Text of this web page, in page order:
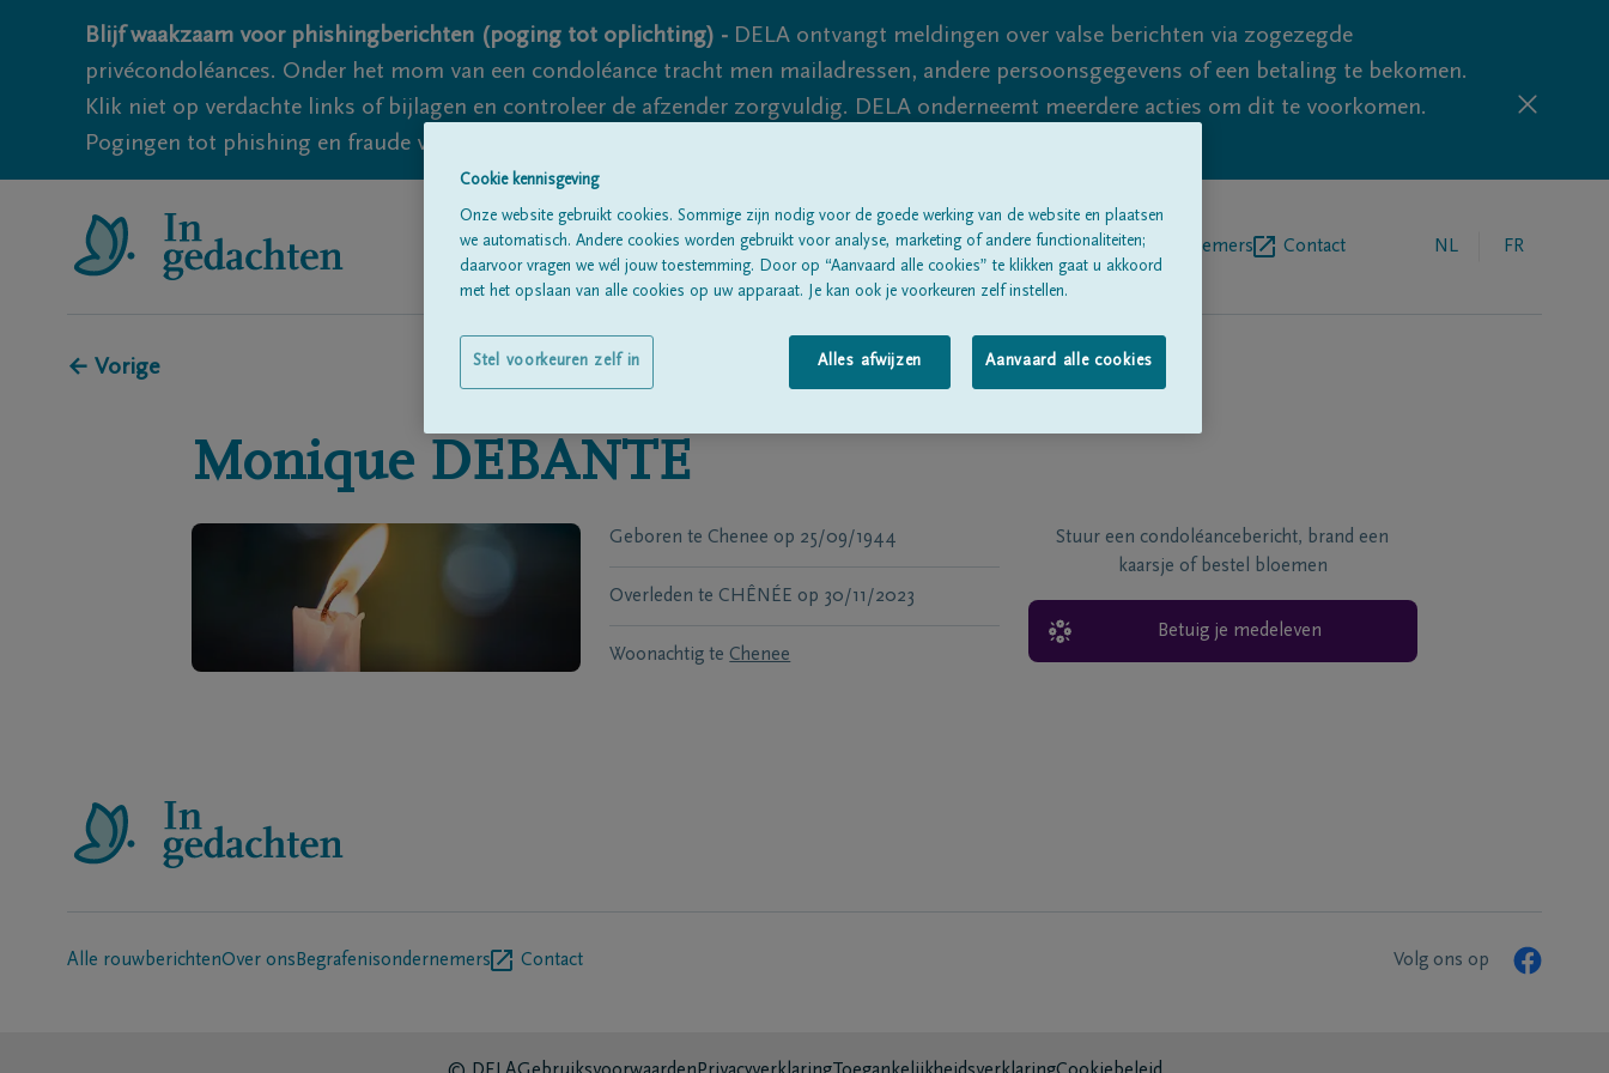
Blijf waakzaam voor phishingberichten (poging tot oplichting) - DELA ontvangt meldingen over valse berichten via zogezegde
privécondoléances. Onder het mom van een condoléance tracht men mailadressen, andere persoonsgegevens of een betaling te bekomen.
Klik niet op verdachte links of bijlagen en controleer de afzender zorgvuldig. DELA onderneemt meerdere acties om dit te voorkomen.
Pogingen tot phishing en fraude vallen echter nooit volledig uit te sluiten, dus blijf waakzaam.
Alle rouwberichten Over onsBegrafenisondernemers Contact NL FR
← Vorige
Monique DEBANTE
Geboren te Chenee op 25/09/1944
Overleden te CHÊNÉE op 30/11/2023
Woonachtig te Chenee
Stuur een condoléancebericht, brand een
kaarsje of bestel bloemen
Betuig je medeleven
Alle rouwberichtenOver ons Begrafenisondernemers Contact Volg ons op
Cookie kennisgeving
Onze website gebruikt cookies. Sommige zijn nodig voor de goede werking van de website en plaatsen
we automatisch. Andere cookies worden gebruikt voor analyse, marketing of andere functionaliteiten;
daarvoor vragen we wél jouw toestemming. Door op “Aanvaard alle cookies” te klikken gaat u akkoord
met het opslaan van alle cookies op uw apparaat. Je kan ook je voorkeuren zelf instellen.
Alles afwijzen Aanvaard alle cookies
Stel voorkeuren zelf in